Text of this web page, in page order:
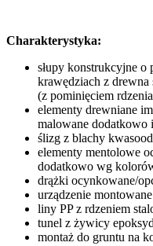
Charakterystyka:
słupy konstrukcyjne
krawędziach z
(z pominięciem
elementy drewniane
malowane dodatkowo
ślizg z blachy
elementy mentolowe
dodatkowo wg
drążki ocynkowane/
urządzenie
liny PP z rdzeniem
tunel z żywicy
montaż do gruntu na